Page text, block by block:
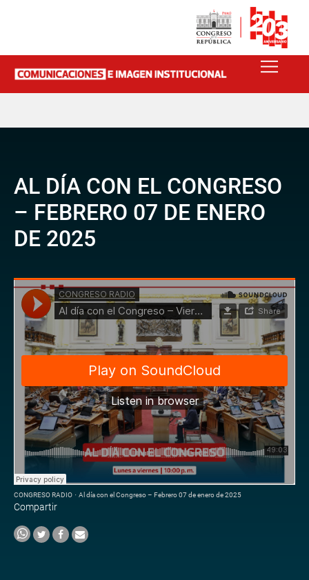
AL DÍA CON EL CONGRESO
– FEBRERO 07 DE ENERO
DE 2025
CONGRESO RADIO · Al día con el Congreso – Febrero 07 de enero de 2025
Compartir